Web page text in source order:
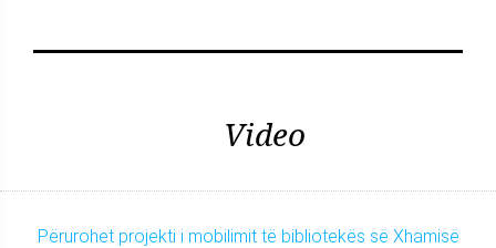
Video
Përurohet projekti i mobilimit të bibliotekës së Xhamisë